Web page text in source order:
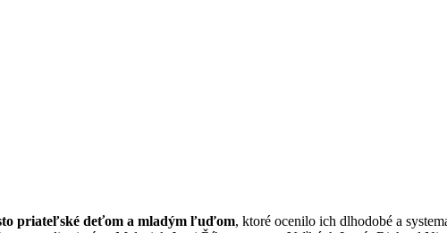
priateľské deťom a mladým ľuďom, ktoré ocenilo ich dlhodobé a